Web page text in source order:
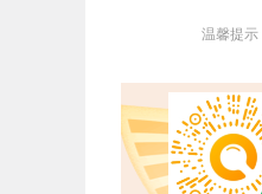
温馨提示